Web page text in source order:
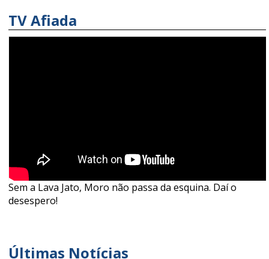
TV Afiada
Sem a Lava Jato, Moro não passa da esquina. Daí o
desespero!
Últimas Notícias